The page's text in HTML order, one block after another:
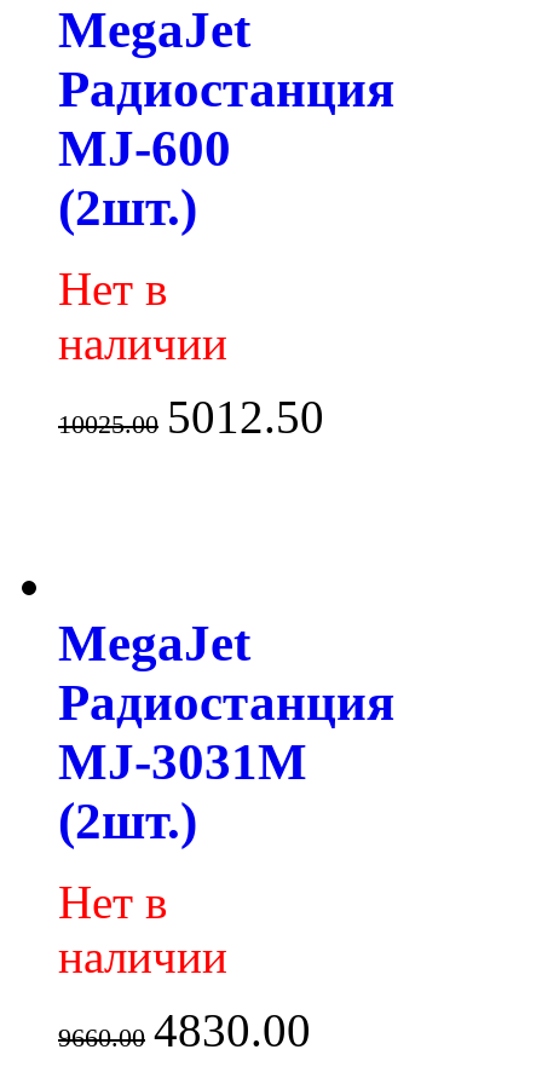
MegaJet
Радиостанция
MJ-600
(2шт.)
Нет в
наличии
10025.00 5012.50
MegaJet
Радиостанция
MJ-3031M
(2шт.)
Нет в
наличии
9660.00 4830.00